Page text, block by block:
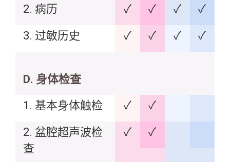
2. 病历 ✓ ✓ ✓
✓
3. 过敏历史
✓ ✓ ✓ ✓
D. 身体检查
1. 基本身体触检
✓
✓
2. 盆腔超声波检
查
✓ ✓